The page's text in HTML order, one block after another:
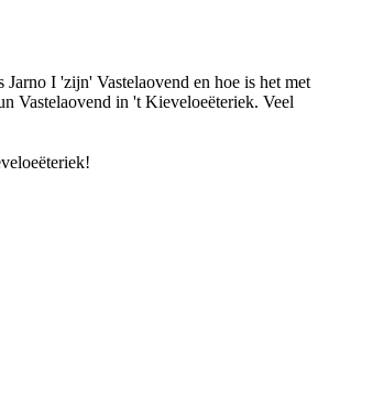
I 'zijn' Vastelaovend en hoe is het met
Vastelaovend in 't Kieveloeëteriek. Veel